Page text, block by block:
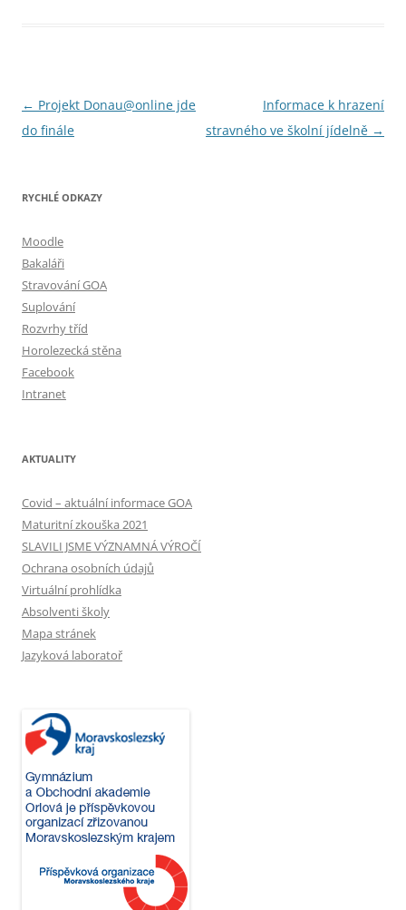
Navigace
pro
← Projekt Donau@online jde
do finále
Informace k hrazení
stravného ve školní jídelně →
RYCHLÉ ODKAZY
Moodle
Bakaláři
Stravování GOA
Suplování
Rozvrhy tříd
Horolezecká stěna
Facebook
Intranet
AKTUALITY
Covid – aktuální informace GOA
Maturitní zkouška 2021
SLAVILI JSME VÝZNAMNÁ VÝROČÍ
Ochrana osobních údajů
Virtuální prohlídka
Absolventi školy
Mapa stránek
Jazyková laboratoř